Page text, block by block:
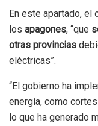
En este apartado, el
los apagones, “que
otras provincias
eléctricas”.
“El gobierno ha
energía, como
lo que ha generado